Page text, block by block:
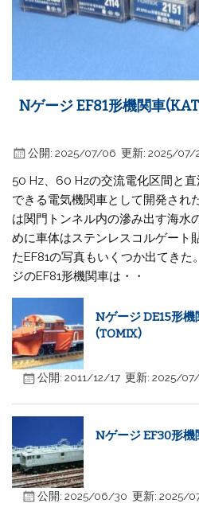
Nゲージ EF81形機関車
公開: 2025/07/06 更新: 2025/07/
50 Hz、60 Hzの交流電化区間と
できる電気機関車として開発され
は関門トンネル内の滲み出す海水
めに車体はステンレスコルゲート
たEF81の写真もいくつか出てき
ジのEF81形機関車は・・
Nゲージ DE15形
(TOMIX)
公開: 2011/12/17 更新: 2025/
Nゲージ EF30形
公開: 2025/06/30 更新: 2025/